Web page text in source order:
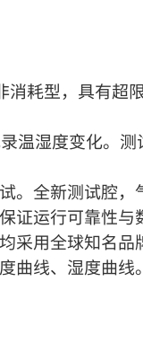
耗型，具有超
湿度变化。测
全新测试腔，
运行可靠性与
用全球知名品
曲线、湿度曲线